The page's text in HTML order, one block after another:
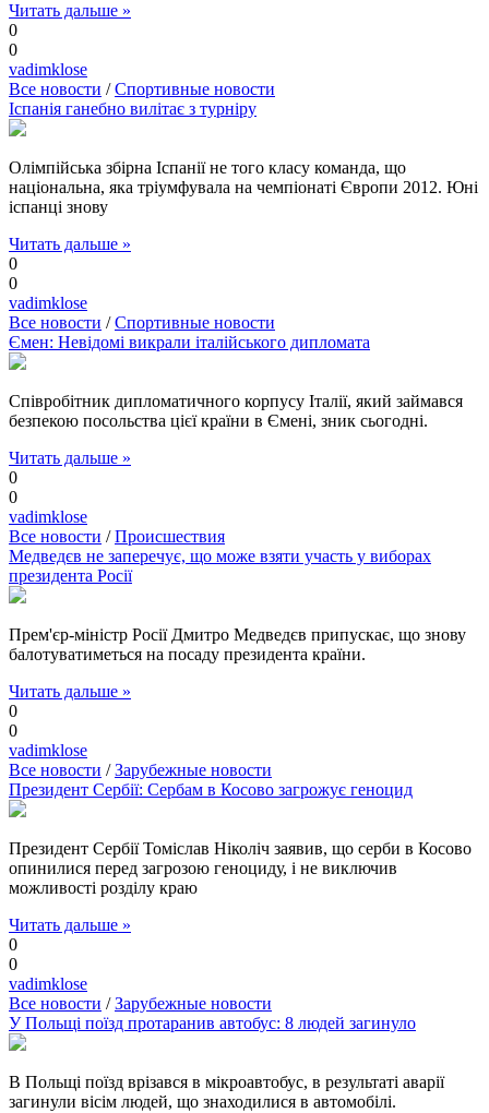
Читать дальше »
0
0
vadimklose
Все новости /Спортивные новости
Іспанія ганебно вилітає з турніру
Олімпійська збірна Іспанії не того класу команда, що
національна, яка тріумфувала на чемпіонаті Європи 2012. Юні
іспанці знову
Читать дальше »
0
0
vadimklose
Все новости /Спортивные новости
Ємен: Невідомі викрали італійського дипломата
Співробітник дипломатичного корпусу Італії, який займався
безпекою посольства цієї країни в Ємені, зник сьогодні.
Читать дальше »
0
0
vadimklose
Все новости /Происшествия
Медведєв не заперечує, що може взяти участь у виборах
президента Росії
Прем'єр-міністр Росії Дмитро Медведєв припускає, що знову
балотуватиметься на посаду президента країни.
Читать дальше »
0
0
vadimklose
Все новости /Зарубежные новости
Президент Сербії: Сербам в Косово загрожує геноцид
Президент Сербії Томіслав Ніколіч заявив, що серби в Косово
опинилися перед загрозою геноциду, і не виключив
можливості розділу краю
Читать дальше »
0
0
vadimklose
Все новости /Зарубежные новости
У Польщі поїзд протаранив автобус: 8 людей загинуло
В Польщі поїзд врізався в мікроавтобус, в результаті аварії
загинули вісім людей, що знаходилися в автомобілі.